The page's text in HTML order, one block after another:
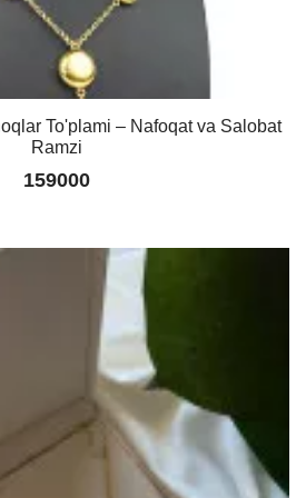
To'plami – Nafoqat va Salobat
Ramzi
159000